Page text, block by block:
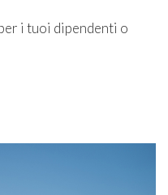
i tuoi dipendenti o